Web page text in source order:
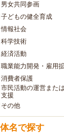
男女共同参画
子どもの健全育成
情報社会
科学技術
経済活動
職業能力開発・雇用
消費者保護
市民活動の運営また
支援
その他
名で探す